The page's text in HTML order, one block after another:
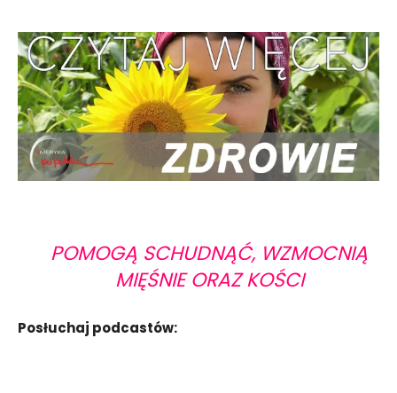
POMOGĄ SCHUDNĄĆ, WZMOCNIĄ
MIĘŚNIE ORAZ KOŚCI
Posłuchaj podcastów: